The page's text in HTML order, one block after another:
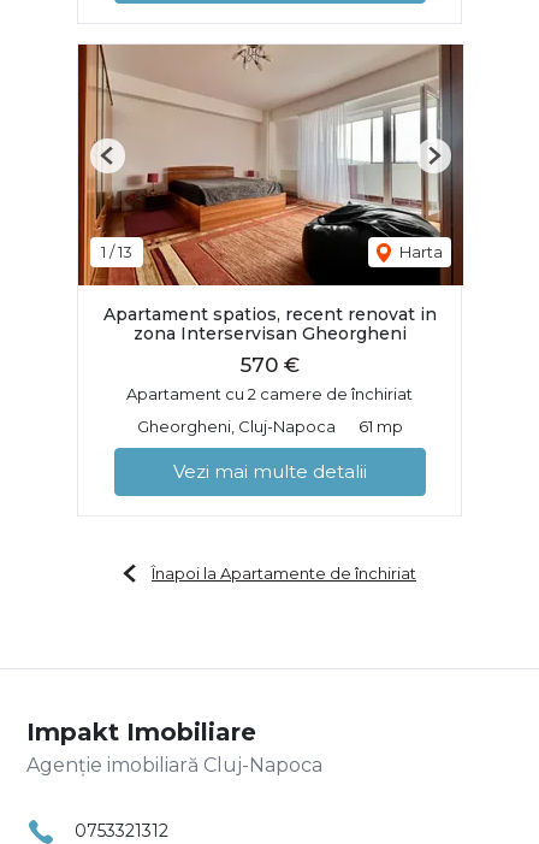
1 /13 Harta
Previous Next
Apartament spatios, recent renovat in
zona Interservisan Gheorgheni
570 €
Apartament cu 2 camere de închiriat
Gheorgheni, Cluj-Napoca
61 mp
Vezi mai multe detalii
Înapoi la Apartamente de închiriat
Impakt Imobiliare
Agenție imobiliară Cluj-Napoca
0753321312